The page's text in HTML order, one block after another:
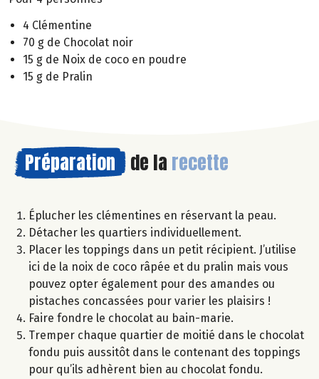
4 Clémentine
70 g de Chocolat noir
15 g de Noix de coco en poudre
15 g de Pralin
Préparation de la recette
Éplucher les clémentines en réservant la peau.
Détacher les quartiers individuellement.
Placer les toppings dans un petit récipient. J’utilise
ici de la noix de coco râpée et du pralin mais vous
pouvez opter également pour des amandes ou
pistaches concassées pour varier les plaisirs !
Faire fondre le chocolat au bain-marie.
Tremper chaque quartier de moitié dans le chocolat
fondu puis aussitôt dans le contenant des toppings
pour qu’ils adhèrent bien au chocolat fondu.